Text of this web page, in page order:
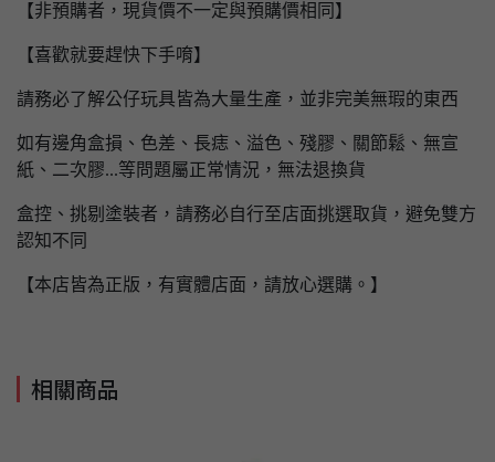
【非預購者，現貨價不一定與預購價相同】
【喜歡就要趕快下手唷】
請務必了解公仔玩具皆為大量生產，並非完美無瑕的東西
如有邊角盒損、色差、長痣、溢色、殘膠、關節鬆、無宣
紙、二次膠...等問題屬正常情況，無法退換貨
盒控、挑剔塗裝者，請務必自行至店面挑選取貨，避免雙方
認知不同
【本店皆為正版，有實體店面，請放心選購。】
相關商品